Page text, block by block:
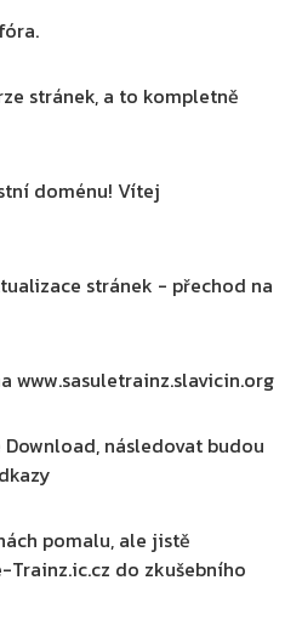
stránek, a to kompletně
doménu! Vítej
stránek - přechod na
www.sasuletrainz.slavicin.org
Download, následovat budou
pomalu, ale jistě
do zkušebního